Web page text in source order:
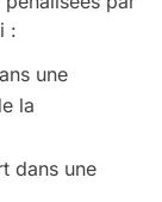
:
une
la
dans une